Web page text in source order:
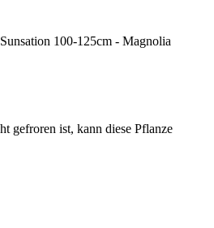
100-125cm - Magnolia
gefroren ist, kann diese Pflanze